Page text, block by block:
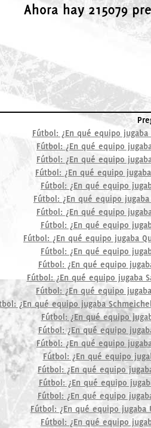
Ahora hay 215079
Fútbol: ¿En qué equipo
Fútbol: ¿En qué equipo
Fútbol: ¿En qué equipo
Fútbol: ¿En qué equipo
Fútbol: ¿En qué equipo
Fútbol: ¿En qué equipo
Fútbol: ¿En qué equipo
Fútbol: ¿En qué equipo
Fútbol: ¿En qué equipo jugaba
Fútbol: ¿En qué equipo
Fútbol: ¿En qué equipo
Fútbol: ¿En qué equipo jugaba
Fútbol: ¿En qué equipo
¿En qué equipo jugaba
Fútbol: ¿En qué equipo
Fútbol: ¿En qué equipo
Fútbol: ¿En qué equipo
Fútbol: ¿En qué equipo
Fútbol: ¿En qué equipo
Fútbol: ¿En qué equipo
Fútbol: ¿En qué equipo
Fútbol: ¿En qué equipo jugaba
Fútbol: ¿En qué equipo